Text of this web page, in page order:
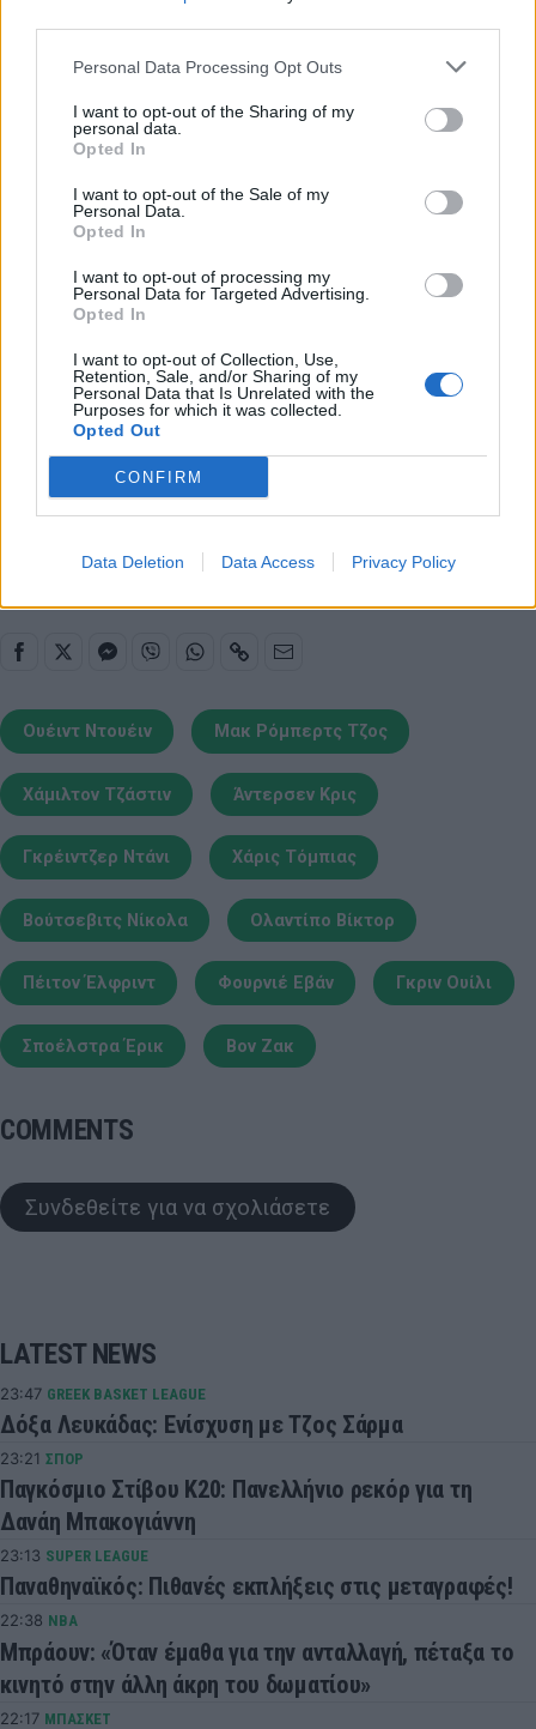
Personal Data Processing Opt Outs
I want to opt-out of the Sharing of my
personal data.
Opted In
I want to opt-out of the Sale of my
Personal Data.
Opted In
I want to opt-out of processing my
Personal Data for Targeted Advertising.
Opted In
I want to opt-out of Collection, Use,
Retention, Sale, and/or Sharing of my
Personal Data that Is Unrelated with the
Purposes for which it was collected.
Opted Out
CONFIRM
Data Deletion Data Access Privacy Policy
φέτος θα αυξήσει τον αριθμό σουτ τριών πόντων
μέσα στην επόμενη σεζόν. Από την πλευρά του, ο
Ρόμπερτς(δάκτυλο ποδιού) ίσως χάσει και τα
πρώτα επίσημα παιχνίδια της νέας σεζόν του NBA.
Αντίθετα, οΝτάνι Γκρέιντζερ (γόνατο) συνεχίζει
κανονικά και δήλωσε απόλυτα ικανοποιημένος από
(πόδι) φαίνεται πως είναι έτοιμος για επιστροφή στη
αγωνιστική δράση. Τέλος,
(καρδιά) θα ξεκινήσει από αύριο προπονήσεις
χωρίς επαφές, όπως ανέφερε ο κόουτς του έτερου
συλλόγου της Φλόριντα.
Παιχνίδι από παντού στη Novibet με το
νέο Mobile App
Oυέιντ Ντουέιν Μακ Ρόμπερτς Τζος
Χάμιλτον Τζάστιν Άντερσεν Κρις
Γκρέιντζερ Ντάνι Χάρις Τόμπιας
Βούτσεβιτς Νίκολα Ολαντίπο Βίκτορ
Πέιτον Έλφριντ Φουρνιέ Εβάν Γκριν Ουίλι
Σποέλστρα Έρικ Βον Ζακ
COMMENTS
Συνδεθείτε για να σχολιάσετε
LATEST NEWS
23:47 GREEK BASKET LEAGUE
Δόξα Λευκάδας: Ενίσχυση με Τζος Σάρμα
23:21 ΣΠΟΡ
Παγκόσμιο Στίβου Κ20: Πανελλήνιο ρεκόρ για τη
Δανάη Μπακογιάννη
23:13 SUPER LEAGUE
Παναθηναϊκός: Πιθανές εκπλήξεις στις μεταγραφές!
22:38 NBA
Μπράουν: «Όταν έμαθα για την ανταλλαγή, πέταξα το
κινητό στην άλλη άκρη του δωματίου»
22:17 ΜΠΑΣΚΕΤ